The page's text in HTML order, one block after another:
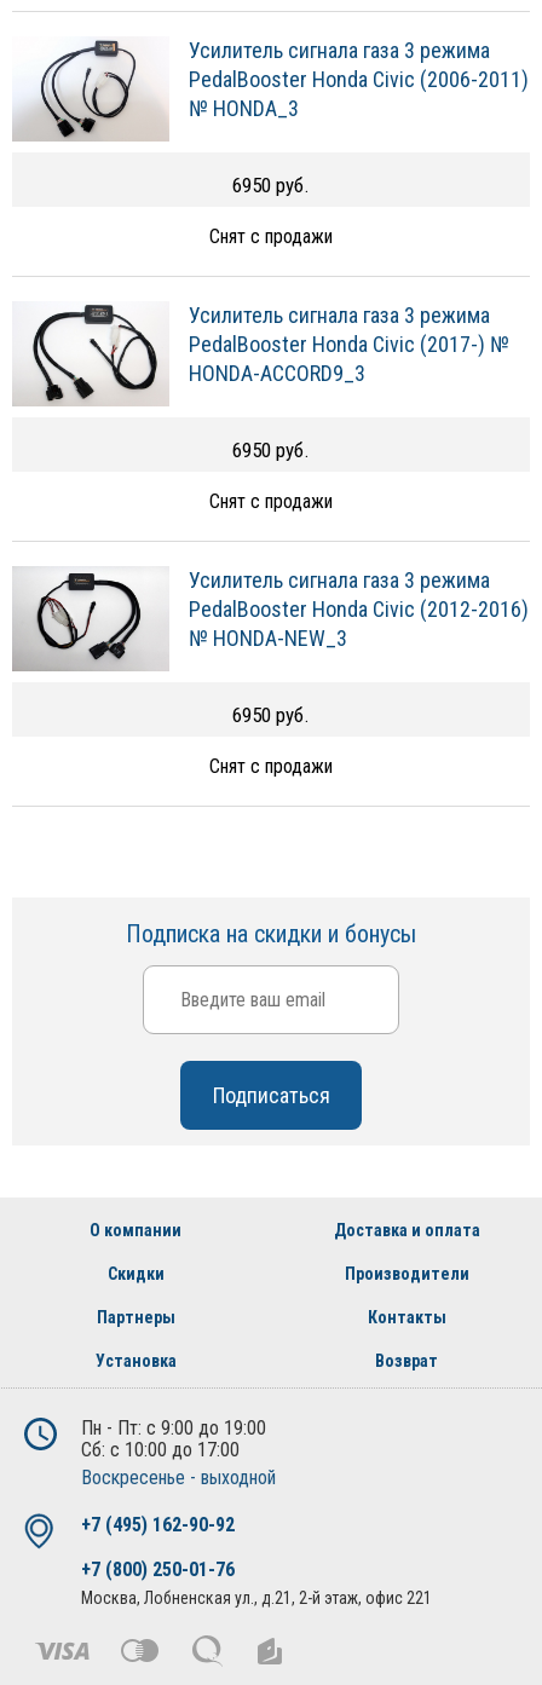
Усилитель сигнала газа 3 режима
PedalBooster Honda Civic (2006-2011)
№ HONDA_3
6950 руб.
Снят с продажи
Усилитель сигнала газа 3 режима
PedalBooster Honda Civic (2017-) №
HONDA-ACCORD9_3
6950 руб.
Снят с продажи
Усилитель сигнала газа 3 режима
PedalBooster Honda Civic (2012-2016)
№ HONDA-NEW_3
6950 руб.
Снят с продажи
Подписка на скидки и бонусы
О компании Доставка и оплата
Скидки Производители
Партнеры Контакты
Установка Возврат
Пн - Пт: с 9:00 до 19:00
Сб: с 10:00 до 17:00
Воскресенье - выходной
+7 (495) 162-90-92
+7 (800) 250-01-76
Москва, Лобненская ул., д.21, 2-й этаж, офис 221